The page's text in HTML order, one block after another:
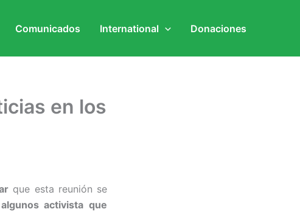
Comunicados International Donaciones
en los
que esta reunión se
activista que